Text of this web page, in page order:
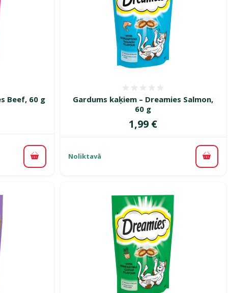
Beef, 60 g
Pievienot grozam
Gardums kaķiem – Dreamies Salmon,
60 g
Cena
1,99 €
Noliktavā